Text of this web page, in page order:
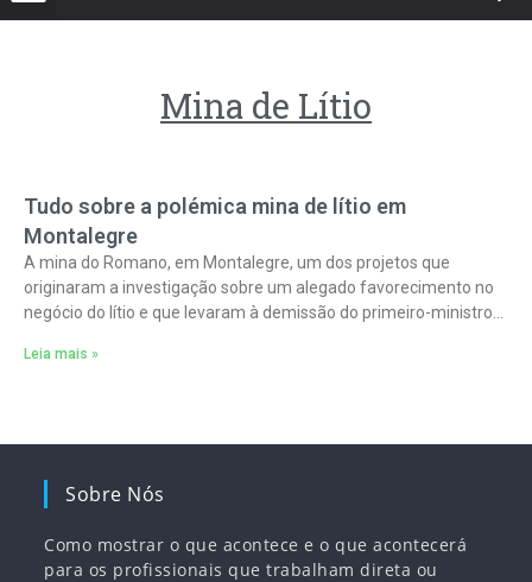
Mina de Lítio
Tudo sobre a polémica mina de lítio em
Montalegre
A mina do Romano, em Montalegre, um dos projetos que
originaram a investigação sobre um alegado favorecimento no
negócio do lítio e que levaram à demissão do primeiro-ministro,
Leia mais »
Sobre Nós
Como mostrar o que acontece e o que acontecerá
para os profissionais que trabalham direta ou